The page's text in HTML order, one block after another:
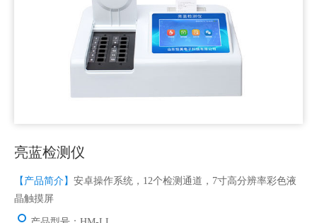
亮蓝检测仪
【产品简介】 安卓操作系统，12个检测通道，7寸高分辨率彩色液
晶触摸屏